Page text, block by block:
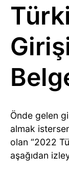
Önde gelen
almak
olan “2022
aşağıdan